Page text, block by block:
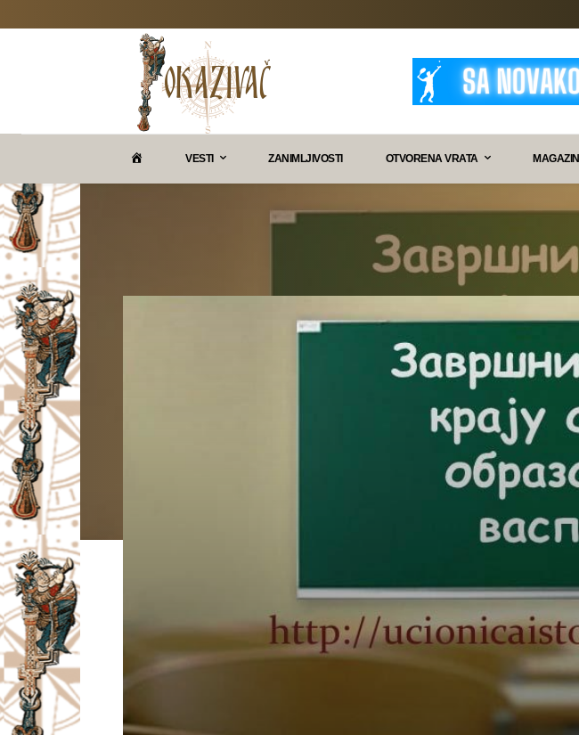
VESTI ZANIMLJIVOSTI OTVORENA VRATA MAGAZIN